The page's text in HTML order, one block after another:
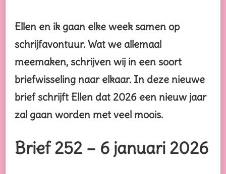
Ellen en ik gaan elke week samen op
schrijfavontuur. Wat we allemaal
meemaken, schrijven wij in een soort
briefwisseling naar elkaar. In deze nieuwe
brief schrijft Ellen dat 2026 een nieuw jaar
zal gaan worden met veel moois.
Brief 252 – 6 januari 2026